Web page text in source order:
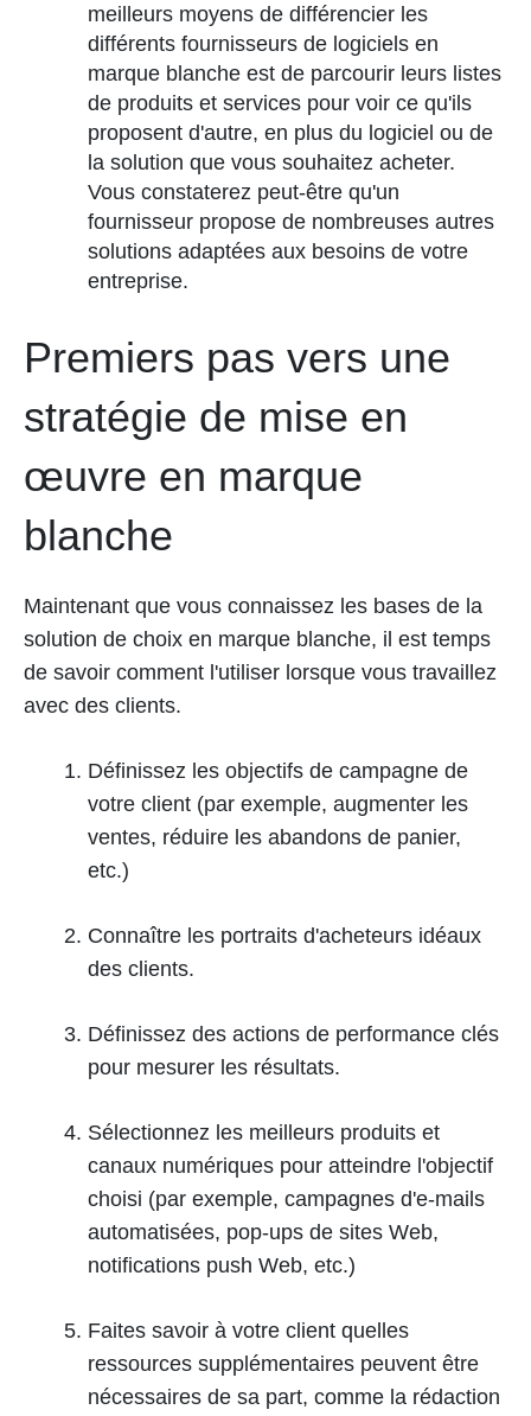
meilleurs moyens de différencier les
différents fournisseurs de logiciels en
marque blanche est de parcourir leurs listes
de produits et services pour voir ce qu'ils
proposent d'autre, en plus du logiciel ou de
la solution que vous souhaitez acheter.
Vous constaterez peut-être qu'un
fournisseur propose de nombreuses autres
solutions adaptées aux besoins de votre
entreprise.
Premiers pas vers une
stratégie de mise en
œuvre en marque
blanche
Maintenant que vous connaissez les bases de la
solution de choix en marque blanche, il est temps
de savoir comment l'utiliser lorsque vous travaillez
avec des clients.
Définissez les objectifs de campagne de
votre client (par exemple, augmenter les
ventes, réduire les abandons de panier,
etc.)
Connaître les portraits d'acheteurs idéaux
des clients.
Définissez des actions de performance clés
pour mesurer les résultats.
Sélectionnez les meilleurs produits et
canaux numériques pour atteindre l'objectif
choisi (par exemple, campagnes d'e-mails
automatisées, pop-ups de sites Web,
notifications push Web, etc.)
Faites savoir à votre client quelles
ressources supplémentaires peuvent être
nécessaires de sa part, comme la rédaction